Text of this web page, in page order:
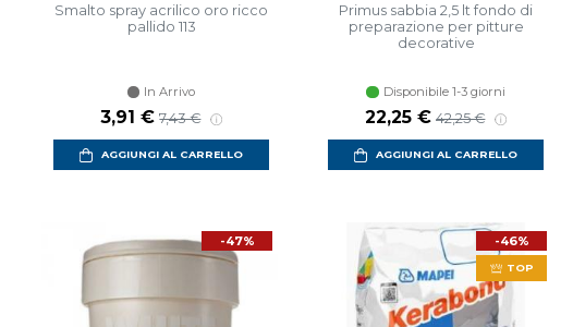
Smalto spray acrilico oro ricco
pallido 113
In Arrivo
3,91 € 7,43 €
AGGIUNGI AL CARRELLO
Primus sabbia 2,5 lt fondo di
preparazione per pitture
decorative
Disponibile 1-3 giorni
22,25 € 42,25 €
AGGIUNGI AL CARRELLO
-47% -46%
TOP